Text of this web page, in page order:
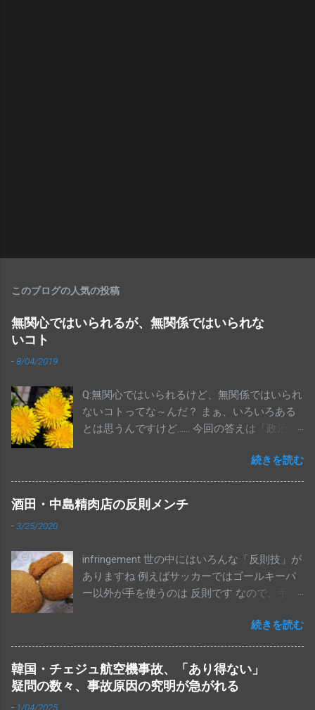
このブログの人気の投稿
無関心ではいられるが、無関係ではいられな
いコト
-8/04/2019
Q:無関心ではいられるけど、無関係ではいられ
ないコトってな～んだ？ まぁ、いろいろある
とは思うんですけど…… 今回の答えは「政治」
ましたか？全体の投票率が48.80％だったそう
で、これは戦後２番目に低い数字だそうで
す。 変な話ではありますが、国民の半分以
上の人は、消費税が10％に上がることに反対
合計で147機も買っちゃって、機体の取得費用
だけで１兆7052億円も使うことにOKってこと
なんでしょうね。ちなみにこれ、維持運用費
生活についても、２千万円以上の貯金もある
から、年金生活になっても大丈夫……。少なく
とも、これらのことに積極的に反対しようと
しなかった人（有権者）が半分以上だった、
続きを読む
酒田・中島精肉店の反則メンチ
-3/25/2020
infringement 世の中にはいろんな「反則技」が
ありますね 例えばサッカーではゴールキーパ
ー以外が手を使うのは 反則です なので、手を
りません。当然です This blog has written in
Japanese almost all topics. I think this blog is
also fun for non-Japanese speaker. So please
translate this articles by using "Translate" that
puts on the right side of this blog page and
続きを読む
韓国・チェジュ航空機事故、「あり得ない」
疑問の数々、事故原因の究明が急がれる
- 1/04/2025